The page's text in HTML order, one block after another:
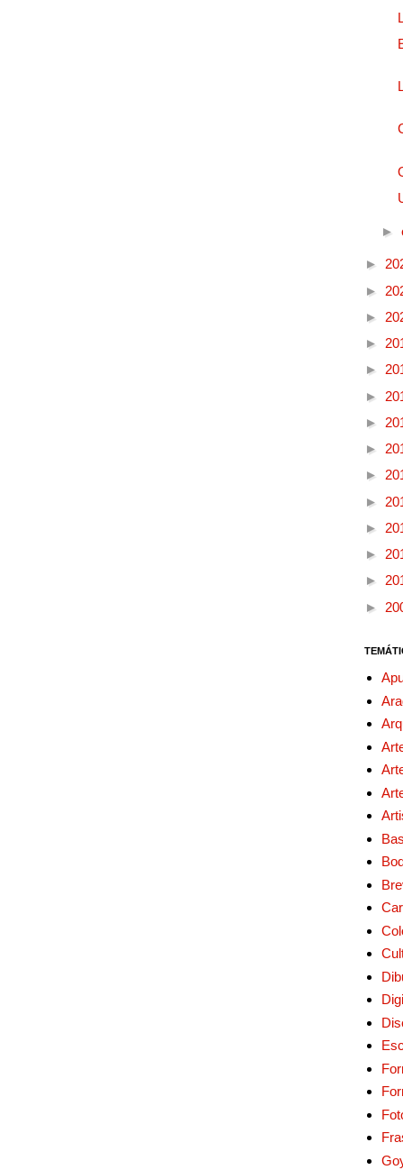
►
►
►
►
►
►
►
►
►
►
►
►
►
►
►